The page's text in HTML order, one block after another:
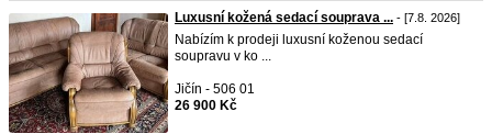
Luxusní kožená sedací souprava ... - [7.8. 2026]
Nabízím k prodeji luxusní koženou sedací
soupravu v ko ...
Jičín - 506 01
26 900 Kč